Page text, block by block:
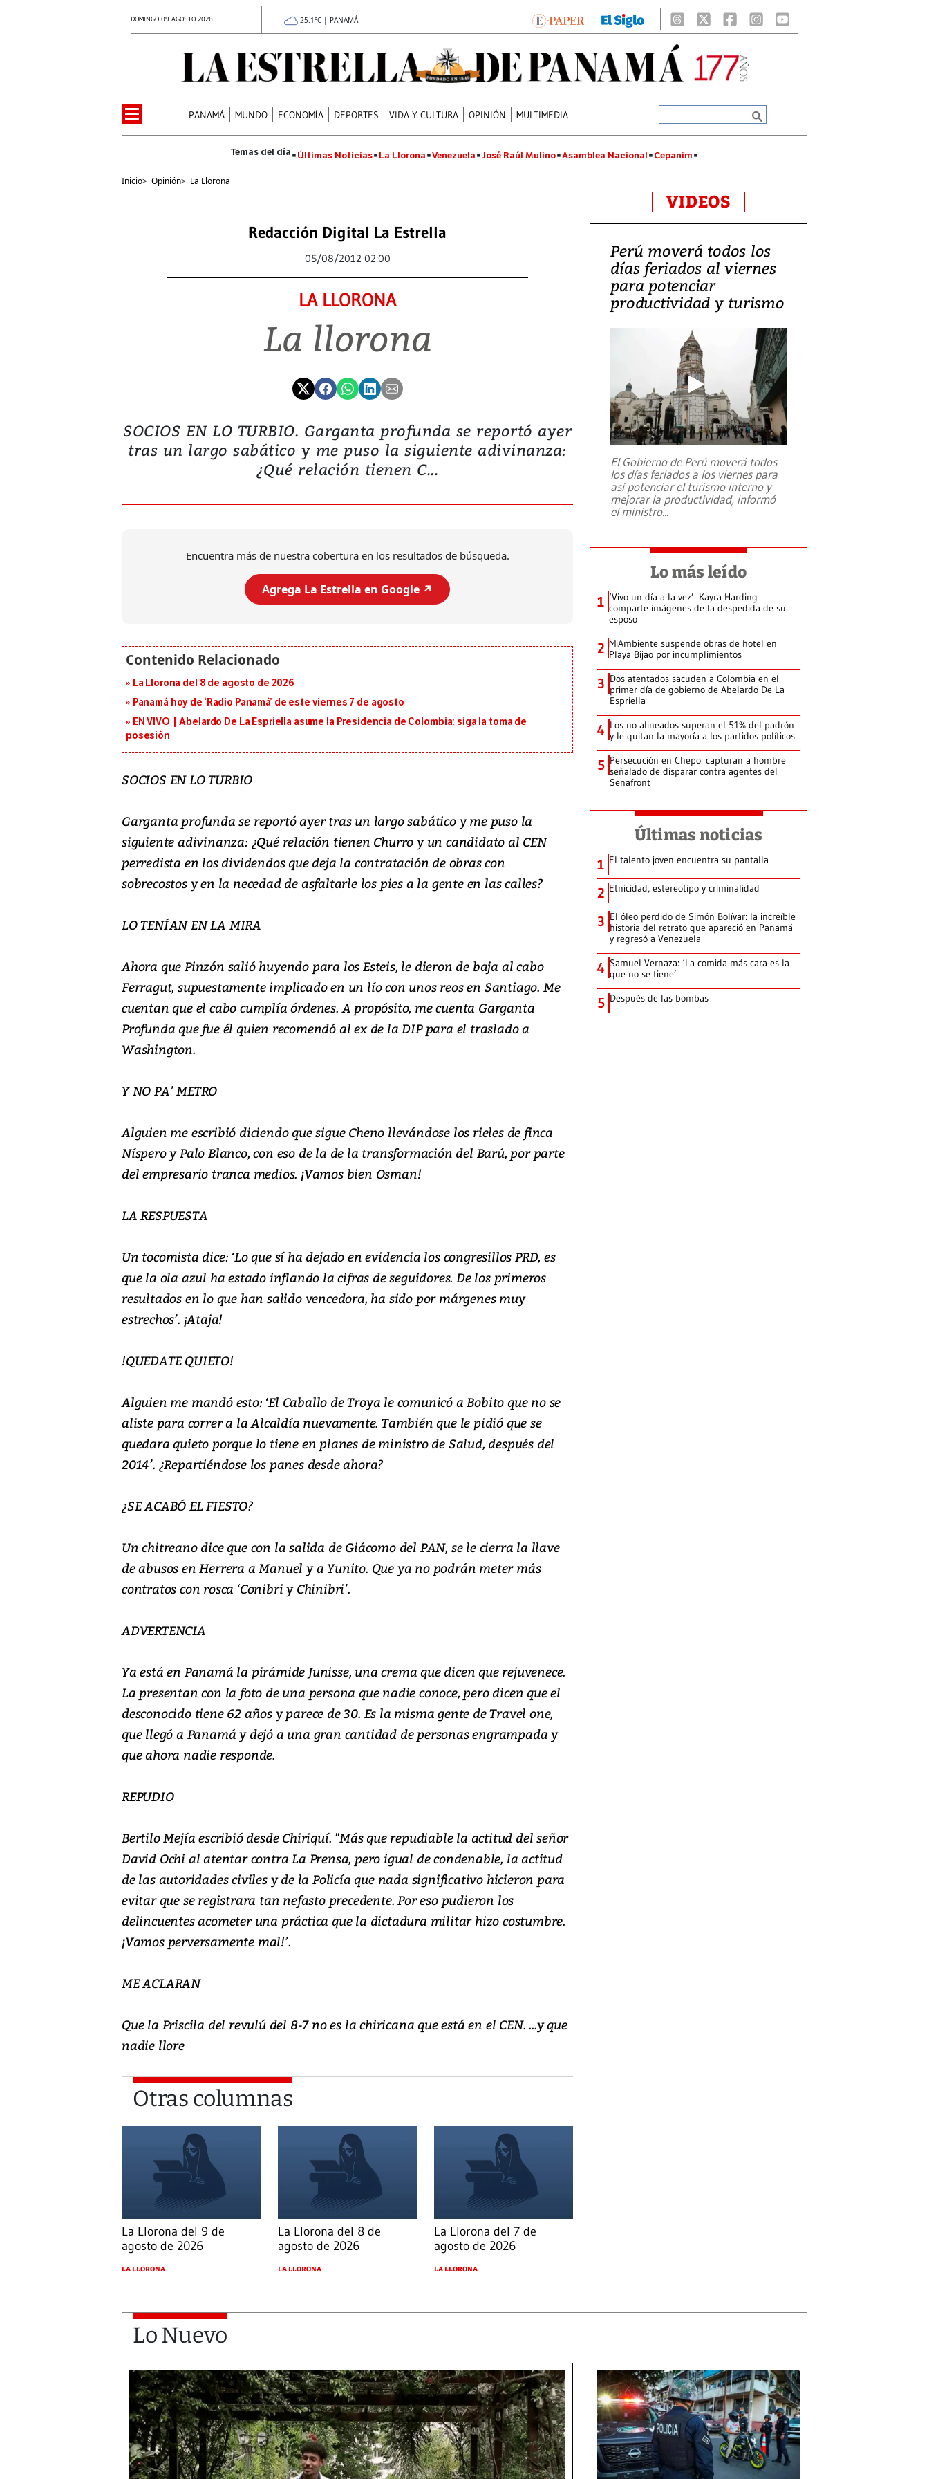
DOMINGO 09 AGOSTO 2026 25.1°C | PANAMÁ
PANAMÁ MUNDO ECONOMÍA DEPORTES VIDA Y CULTURA OPINIÓN MULTIMEDIA
Últimas Noticias La Llorona Venezuela José Raúl Mulino Asamblea Nacional Cepanim
Inicio> Opinión> La Llorona
Redacción Digital La Estrella
05/08/2012 02:00
LA LLORONA
La llorona
SOCIOS EN LO TURBIO. Garganta profunda se reportó ayer
tras un largo sabático y me puso la siguiente adivinanza:
¿Qué relación tienen C...
Encuentra más de nuestra cobertura en los resultados de búsqueda.
Agrega La Estrella en Google ↗️
La Llorona del 8 de agosto de 2026
Panamá hoy de ‘Radio Panamá’ de este viernes 7 de agosto
EN VIVO | Abelardo De La Espriella asume la Presidencia de Colombia: siga la toma de
posesión
SOCIOS EN LO TURBIO
Garganta profunda se reportó ayer tras un largo sabático y me puso la
siguiente adivinanza: ¿Qué relación tienen Churro y un candidato al CEN
perredista en los dividendos que deja la contratación de obras con
sobrecostos y en la necedad de asfaltarle los pies a la gente en las calles?
LO TENÍAN EN LA MIRA
Ahora que Pinzón salió huyendo para los Esteis, le dieron de baja al cabo
Ferragut, supuestamente implicado en un lío con unos reos en Santiago. Me
cuentan que el cabo cumplía órdenes. A propósito, me cuenta Garganta
Profunda que fue él quien recomendó al ex de la DIP para el traslado a
Washington.
Y NO PA’ METRO
Alguien me escribió diciendo que sigue Cheno llevándose los rieles de finca
Níspero y Palo Blanco, con eso de la de la transformación del Barú, por parte
del empresario tranca medios. ¡Vamos bien Osman!
LA RESPUESTA
Un tocomista dice: ‘Lo que sí ha dejado en evidencia los congresillos PRD, es
que la ola azul ha estado inflando la cifras de seguidores. De los primeros
resultados en lo que han salido vencedora, ha sido por márgenes muy
estrechos’. ¡Ataja!
!QUEDATE QUIETO!
Alguien me mandó esto: ‘El Caballo de Troya le comunicó a Bobito que no se
aliste para correr a la Alcaldía nuevamente. También que le pidió que se
quedara quieto porque lo tiene en planes de ministro de Salud, después del
2014’. ¿Repartiéndose los panes desde ahora?
¿SE ACABÓ EL FIESTO?
Un chitreano dice que con la salida de Giácomo del PAN, se le cierra la llave
de abusos en Herrera a Manuel y a Yunito. Que ya no podrán meter más
contratos con rosca ‘Conibri y Chinibri’.
ADVERTENCIA
Ya está en Panamá la pirámide Junisse, una crema que dicen que rejuvenece.
La presentan con la foto de una persona que nadie conoce, pero dicen que el
desconocido tiene 62 años y parece de 30. Es la misma gente de Travel one,
que llegó a Panamá y dejó a una gran cantidad de personas engrampada y
que ahora nadie responde.
REPUDIO
Bertilo Mejía escribió desde Chiriquí. "Más que repudiable la actitud del señor
David Ochi al atentar contra La Prensa, pero igual de condenable, la actitud
de las autoridades civiles y de la Policía que nada significativo hicieron para
evitar que se registrara tan nefasto precedente. Por eso pudieron los
delincuentes acometer una práctica que la dictadura militar hizo costumbre.
¡Vamos perversamente mal!’.
ME ACLARAN
Que la Priscila del revulú del 8-7 no es la chiricana que está en el CEN. ...y que
nadie llore
Otras columnas
La Llorona del 9 de
agosto de 2026
LA LLORONA
La Llorona del 8 de
agosto de 2026
LA LLORONA
La Llorona del 7 de
agosto de 2026
LA LLORONA
VIDEOS
Perú moverá todos los
días feriados al viernes
para potenciar
productividad y turismo
El Gobierno de Perú moverá todos
los días feriados a los viernes para
así potenciar el turismo interno y
mejorar la productividad, informó
el ministro...
Lo más leído
1 ‘Vivo un día a la vez’: Kayra Harding
comparte imágenes de la despedida de su
esposo
2 MiAmbiente suspende obras de hotel en
Playa Bijao por incumplimientos
3 Dos atentados sacuden a Colombia en el
primer día de gobierno de Abelardo De La
Espriella
4 Los no alineados superan el 51% del padrón
y le quitan la mayoría a los partidos políticos
5 Persecución en Chepo: capturan a hombre
señalado de disparar contra agentes del
Senafront
Últimas noticias
1 El talento joven encuentra su pantalla​
2 Etnicidad, estereotipo y criminalidad
3 El óleo perdido de Simón Bolívar: la increíble
historia del retrato que apareció en Panamá
y regresó a Venezuela
4 Samuel Vernaza: ‘La comida más cara es la
que no se tiene’
5 Después de las bombas
Lo Nuevo